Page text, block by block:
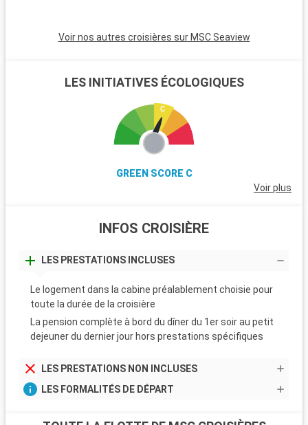
Voir nos autres croisières sur MSC Seaview
LES INITIATIVES ÉCOLOGIQUES
GREEN SCORE C
Voir plus
INFOS CROISIÈRE
LES PRESTATIONS INCLUSES
Le logement dans la cabine préalablement choisie pour
toute la durée de la croisière
La pension complète à bord du dîner du 1er soir au petit
dejeuner du dernier jour hors prestations spécifiques
LES PRESTATIONS NON INCLUSES
LES FORMALITÉS DE DÉPART